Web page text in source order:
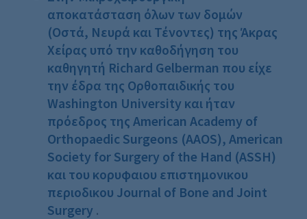
αποκατάσταση όλων των δομών
(Οστά, Νευρά και Τένοντες) της Άκρας
Χείρας υπό την καθοδήγηση του
καθηγητή Richard Gelberman που είχε
την έδρα της Ορθοπαιδικής του
Washington University και ήταν
πρόεδρος της American Academy of
Orthopaedic Surgeons (AAOS), American
Society for Surgery of the Hand (ASSH)
και του κορυφαιου επιστημονικου
περιοδικου Journal of Bone and Joint
Surgery .